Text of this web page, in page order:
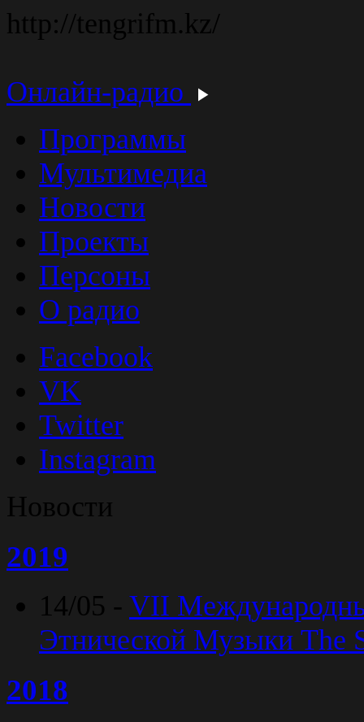
http://tengrifm.kz/
Онлайн-радио
Программы
Мультимедиа
Новости
Проекты
Персоны
О радио
Facebook
VK
Twitter
Instagram
Новости
2019
14/05 - VII
Этнической Музыки The
2018